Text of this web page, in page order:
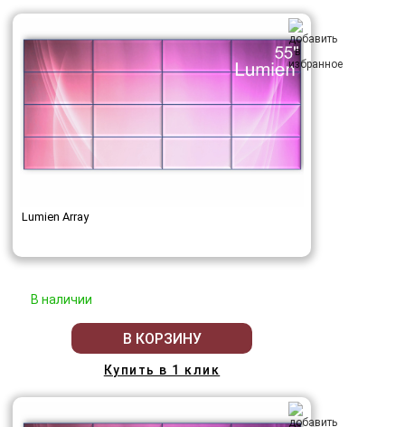
Lumien Array
В наличии
В КОРЗИНУ
Купить в 1 клик